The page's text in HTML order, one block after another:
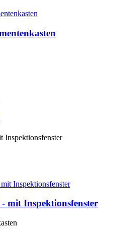
Inspektionsfenster
mit Inspektionsfenster